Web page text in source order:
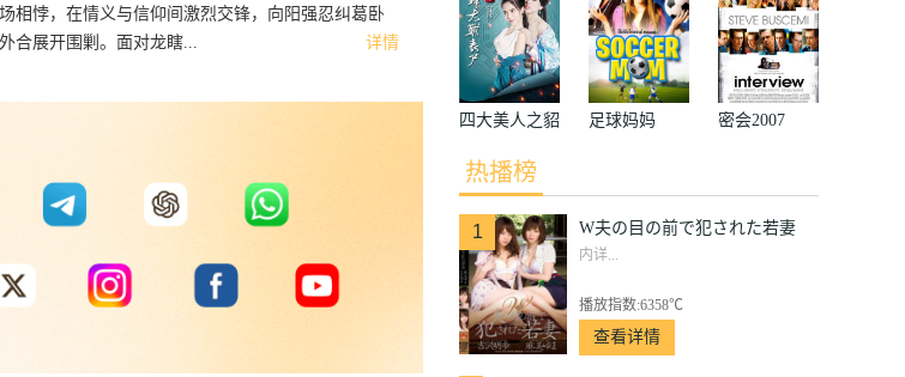
详情
相悖，在情义与信仰间激烈交锋，向阳强忍纠葛卧
合展开围剿。面对龙瞎...
妻
四大美人之貂
蝉大战丧尸
足球妈妈 密会2007
热播榜
1 W夫の目の前で犯された若妻
内详...
播放指数:6358℃
查看详情